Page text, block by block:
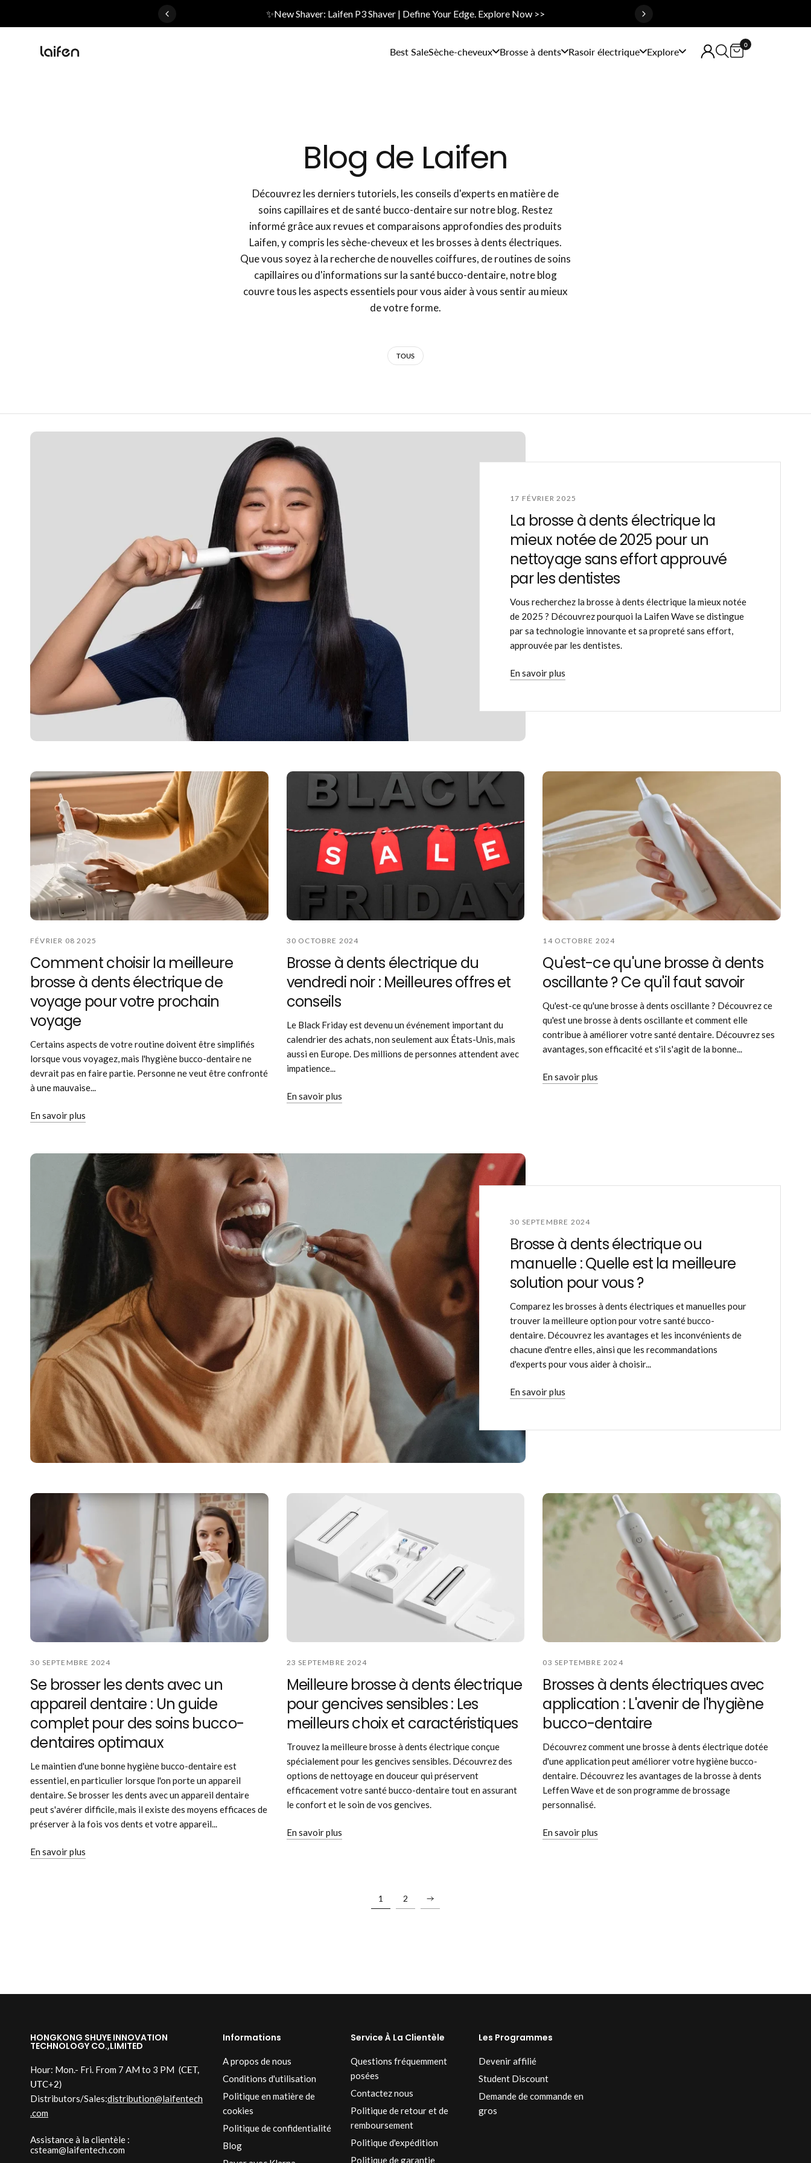
✨New Shaver: Laifen P3 Shaver | Define Your Edge. Explore Now >>
Best SaleSèche-cheveux Brosse à dents Rasoir électrique Explore
0
Blog de Laifen
Découvrez les derniers tutoriels, les conseils d'experts en matière de
soins capillaires et de santé bucco-dentaire sur notre blog. Restez
informé grâce aux revues et comparaisons approfondies des produits
Laifen, y compris les sèche-cheveux et les brosses à dents électriques.
Que vous soyez à la recherche de nouvelles coiffures, de routines de soins
capillaires ou d'informations sur la santé bucco-dentaire, notre blog
couvre tous les aspects essentiels pour vous aider à vous sentir au mieux
de votre forme.
TOUS
17 FÉVRIER 2025
La brosse à dents électrique la
mieux notée de 2025 pour un
nettoyage sans effort approuvé
par les dentistes
Vous recherchez la brosse à dents électrique la mieux notée
de 2025 ? Découvrez pourquoi la Laifen Wave se distingue
par sa technologie innovante et sa propreté sans effort,
approuvée par les dentistes.
En savoir plus
FÉVRIER 08 2025
Comment choisir la meilleure
brosse à dents électrique de
voyage pour votre prochain
voyage
Certains aspects de votre routine doivent être simplifiés
lorsque vous voyagez, mais l'hygiène bucco-dentaire ne
devrait pas en faire partie. Personne ne veut être confronté
à une mauvaise...
En savoir plus
30 OCTOBRE 2024
Brosse à dents électrique du
vendredi noir : Meilleures offres et
conseils
Le Black Friday est devenu un événement important du
calendrier des achats, non seulement aux États-Unis, mais
aussi en Europe. Des millions de personnes attendent avec
impatience...
En savoir plus
14 OCTOBRE 2024
Qu'est-ce qu'une brosse à dents
oscillante ? Ce qu'il faut savoir
Qu'est-ce qu'une brosse à dents oscillante ? Découvrez ce
qu'est une brosse à dents oscillante et comment elle
contribue à améliorer votre santé dentaire. Découvrez ses
avantages, son efficacité et s'il s'agit de la bonne...
En savoir plus
30 SEPTEMBRE 2024
Brosse à dents électrique ou
manuelle : Quelle est la meilleure
solution pour vous ?
Comparez les brosses à dents électriques et manuelles pour
trouver la meilleure option pour votre santé bucco-
dentaire. Découvrez les avantages et les inconvénients de
chacune d'entre elles, ainsi que les recommandations
d'experts pour vous aider à choisir...
En savoir plus
30 SEPTEMBRE 2024
Se brosser les dents avec un
appareil dentaire : Un guide
complet pour des soins bucco-
dentaires optimaux
Le maintien d'une bonne hygiène bucco-dentaire est
essentiel, en particulier lorsque l'on porte un appareil
dentaire. Se brosser les dents avec un appareil dentaire
peut s'avérer difficile, mais il existe des moyens efficaces de
préserver à la fois vos dents et votre appareil...
En savoir plus
23 SEPTEMBRE 2024
Meilleure brosse à dents électrique
pour gencives sensibles : Les
meilleurs choix et caractéristiques
Trouvez la meilleure brosse à dents électrique conçue
spécialement pour les gencives sensibles. Découvrez des
options de nettoyage en douceur qui préservent
efficacement votre santé bucco-dentaire tout en assurant
le confort et le soin de vos gencives.
En savoir plus
03 SEPTEMBRE 2024
Brosses à dents électriques avec
application : L'avenir de l'hygiène
bucco-dentaire
Découvrez comment une brosse à dents électrique dotée
d'une application peut améliorer votre hygiène bucco-
dentaire. Découvrez les avantages de la brosse à dents
Leffen Wave et de son programme de brossage
personnalisé.
En savoir plus
1 2
HONGKONG SHUYE INNOVATION
TECHNOLOGY CO.,LIMITED
Hour: Mon.- Fri. From 7 AM to 3 PM (CET,
UTC+2)
Distributors/Sales:distribution@laifentech
.com
Assistance à la clientèle :
csteam@laifentech.com
Informations
A propos de nous
Conditions d'utilisation
Politique en matière de
cookies
Politique de confidentialité
Blog
Service À La Clientèle
Questions fréquemment
posées
Contactez nous
Politique de retour et de
remboursement
Politique d'expédition
Politique de garantie
Les Programmes
Devenir affilié
Student Discount
Demande de commande en
gros